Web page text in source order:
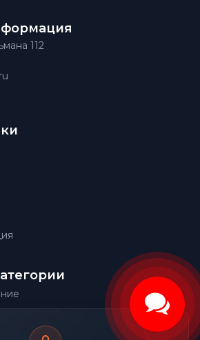
112